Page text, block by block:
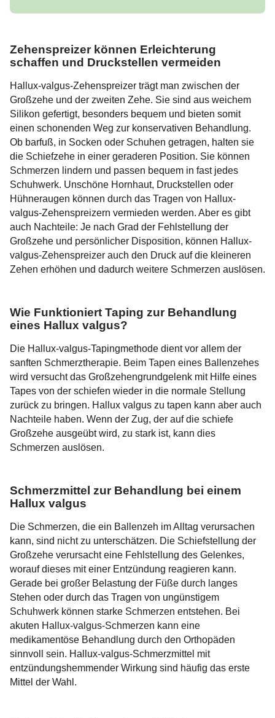
Zehenspreizer können Erleichterung
schaffen und Druckstellen vermeiden
Hallux-valgus-Zehenspreizer trägt man zwischen der
Großzehe und der zweiten Zehe. Sie sind aus weichem
Silikon gefertigt, besonders bequem und bieten somit
einen schonenden Weg zur konservativen Behandlung.
Ob barfuß, in Socken oder Schuhen getragen, halten sie
die Schiefzehe in einer geraderen Position. Sie können
Schmerzen lindern und passen bequem in fast jedes
Schuhwerk. Unschöne Hornhaut, Druckstellen oder
Hühneraugen können durch das Tragen von Hallux-
valgus-Zehenspreizern vermieden werden. Aber es gibt
auch Nachteile: Je nach Grad der Fehlstellung der
Großzehe und persönlicher Disposition, können Hallux-
valgus-Zehenspreizer auch den Druck auf die kleineren
Zehen erhöhen und dadurch weitere Schmerzen auslösen.
Wie Funktioniert Taping zur Behandlung
eines Hallux valgus?
Die Hallux-valgus-Tapingmethode dient vor allem der
sanften Schmerztherapie. Beim Tapen eines Ballenzehes
wird versucht das Großzehengrundgelenk mit Hilfe eines
Tapes von der schiefen wieder in die normale Stellung
zurück zu bringen. Hallux valgus zu tapen kann aber auch
Nachteile haben. Wenn der Zug, der auf die schiefe
Großzehe ausgeübt wird, zu stark ist, kann dies
Schmerzen auslösen.
Schmerzmittel zur Behandlung bei einem
Hallux valgus
Die Schmerzen, die ein Ballenzeh im Alltag verursachen
kann, sind nicht zu unterschätzen. Die Schiefstellung der
Großzehe verursacht eine Fehlstellung des Gelenkes,
worauf dieses mit einer Entzündung reagieren kann.
Gerade bei großer Belastung der Füße durch langes
Stehen oder durch das Tragen von ungünstigem
Schuhwerk können starke Schmerzen entstehen. Bei
akuten Hallux-valgus-Schmerzen kann eine
medikamentöse Behandlung durch den Orthopäden
sinnvoll sein. Hallux-valgus-Schmerzmittel mit
entzündungshemmender Wirkung sind häufig das erste
Mittel der Wahl.